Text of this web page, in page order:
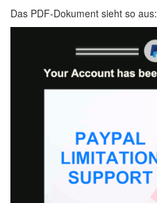
Das PDF-Dokument sieht so aus: